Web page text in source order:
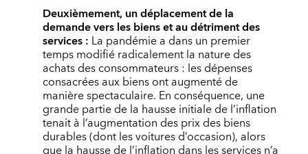
Deuxièmement, un déplacement de la
demande vers les biens et au détriment des
services : La pandémie a dans un premier
temps modifié radicalement la nature des
achats des consommateurs : les dépenses
consacrées aux biens ont augmenté de
manière spectaculaire. En conséquence, une
grande partie de la hausse initiale de l’inflation
tenait à l’augmentation des prix des biens
durables (dont les voitures d’occasion), alors